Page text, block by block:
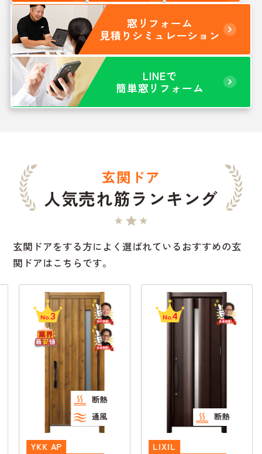
窓リフォーム
見積りシミュレーション
LINEで
簡単窓リフォーム
玄関ドア
人気売れ筋ランキング
玄関ドアをする方によく選ばれているおすすめの玄
関ドアはこちらです。
No.3
断熱
通風
YKK AP
No.4
断熱
LIXIL